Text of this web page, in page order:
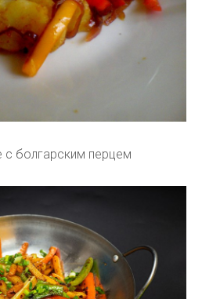
с болгарским перцем